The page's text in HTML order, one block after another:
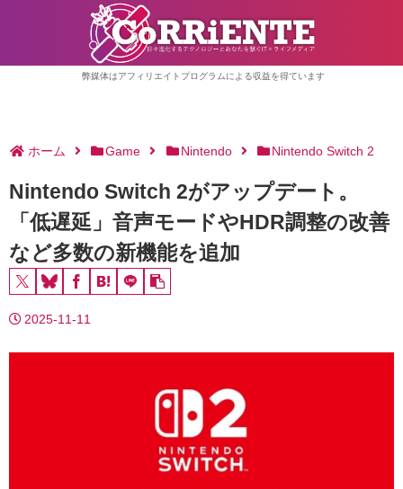
弊媒体はアフィリエイトプログラムによる収益を得ています
ホーム Game Nintendo Nintendo Switch 2
Nintendo Switch 2がアップデート。
「低遅延」音声モードやHDR調整の改善
など多数の新機能を追加
2025-11-11